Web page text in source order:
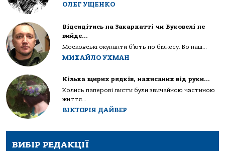
ОЛЕГ УЩЕНКО
Відсидітись на Закарпатті чи Буковелі не
вийде…
Московські окупанти б’ють по бізнесу. Бо наш...
МИХАЙЛО УХМАН
Кілька щирих рядків, написаних від руки…
Колись паперові листи були звичайною частиною
життя...
ВІКТОРІЯ ДАЙВЕР
ВИБІР РЕДАКЦІЇ